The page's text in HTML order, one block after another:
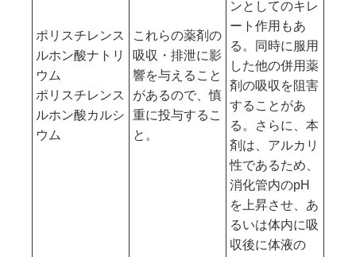
ポリスチレンス
ルホン酸ナトリ
ウム
ポリスチレンス
ルホン酸カルシ
ウム
これらの薬剤の
吸収・排泄に影
響を与えること
があるので、慎
重に投与するこ
と。
ンとしてのキレ
ート作用もあ
る。同時に服用
した他の併用薬
剤の吸収を阻害
することがあ
る。さらに、本
剤は、アルカリ
性であるため、
消化管内のpH
を上昇させ、あ
るいは体内に吸
収後に体液の